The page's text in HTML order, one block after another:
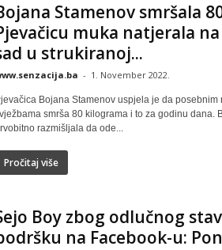
Stamenov smršala
muka natjerala
u strukiranoj...
- 1. November 2022.
Bojana Stamenov uspjela je da posebnim
smrša 80 kilograma i to za godinu dana.
razmišljala da ode...
Pročitaj više
Boy zbog odlučnog
na Facebook-u: